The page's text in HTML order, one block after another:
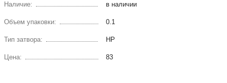
Наличие: в наличии
Объем упаковки: 0.1
Тип затвора: НР
Цена: 83